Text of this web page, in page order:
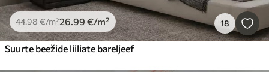
44.98€/m²26.99 €/m² 18
Suurte beežide liiliate bareljeef